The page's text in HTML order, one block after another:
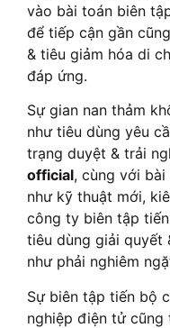
vào bài toán biên
để tiếp cận gần
& tiêu giảm hóa di
đáp ứng.
Sự gian nan thảm
như tiêu dùng yêu
trạng duyệt & trải
official, cùng với
như kỹ thuật mới,
công ty biên tập
tiêu dùng giải quyết
như phải nghiêm
Sự biên tập tiến bộ
nghiệp điện tử cũng